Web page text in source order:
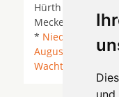
und
Hürth *
Meckenheim
* Niederkassel *
Augustin
Wachtberg